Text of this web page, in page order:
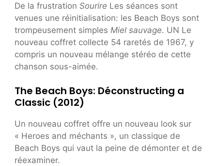
De la frustration Sourire Les séances sont
venues une réinitialisation: les Beach Boys sont
trompeusement simples Miel sauvage. UN Le
nouveau coffret collecte 54 raretés de 1967, y
compris un nouveau mélange stéréo de cette
chanson sous-aimée.
The Beach Boys: Déconstructing a
Classic (2012)
Un nouveau coffret offre un nouveau look sur
« Heroes and méchants », un classique de
Beach Boys qui vaut la peine de démonter et de
réexaminer.